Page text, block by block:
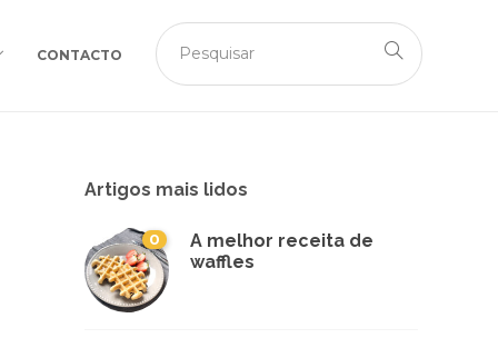
CONTACTO
Artigos mais lidos
0
A melhor receita de
waffles